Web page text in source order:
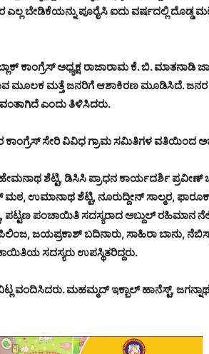
ಬೇಡಿಕೆಯನ್ನು ಪೂರೈಸಿ ಐದು ವರ್ಷದಲ್ಲಿ ದೊಡ್ಡ
ಕಾಂಗ್ರೆಸ್ ಅಧ್ಯಕ್ಷ ರಾಜಾರಾಮ ಕೆ. ಬಿ. ಮಾತನಾಡಿ
ಮೂಲಕ ಮತ್ತೆ ಜನರಿಗೆ ಆಶಾಕಿರಣ ಮೂಡಿಸಿದೆ. ಜನರ
ಎಂದು ತಿಳಿಸಿದರು.
ಕಾಂಗ್ರೆಸ್ ಸೇರಿ ವಿವಿಧ ಗ್ರಾಮ ಸಮಿತಿಗಳ
ಶೆಟ್ಟಿ, ಡಿಸಿಸಿ ಪ್ರಾಧನ ಕಾರ್ಯದರ್ಶಿ ಪ್ರವೀಣ್
ಶೆಟ್ಟಿ, ನೂರುದ್ದೀನ್ ಸಾಲ್ಮರ, ಫಾರೂಕ್
ಪಟ್ಟಣ ಪಂಚಾಯಿತಿ ಸದಸ್ಯರಾದ ಅಬ್ದುಲ್ ರಹಿಮಾನ
ಜಯಪ್ರಕಾಶ್ ಬದಿನಾರು, ಸಾಹಿರಾ ಬಾನು,
ಸದಸ್ಯರು ಉಪಸ್ಥಿತರಿದ್ದರು.
ವಂದಿಸಿದರು. ಮಹಮ್ಮದ್ ಇಕ್ಬಾಲ್ ಹಾನೆಸ್ಟ್,